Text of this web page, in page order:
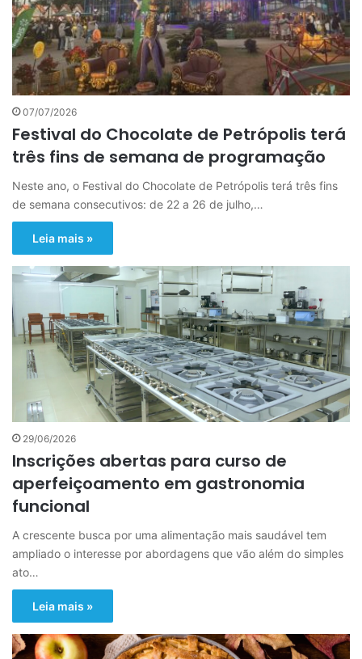
07/07/2026
Festival do Chocolate de Petrópolis terá
três fins de semana de programação
Neste ano, o Festival do Chocolate de Petrópolis terá três fins
de semana consecutivos: de 22 a 26 de julho,…
Leia mais »
29/06/2026
Inscrições abertas para curso de
aperfeiçoamento em gastronomia
funcional
A crescente busca por uma alimentação mais saudável tem
ampliado o interesse por abordagens que vão além do simples
ato…
Leia mais »